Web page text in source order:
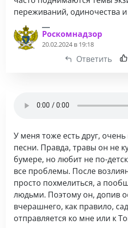
переживаний, одиночества
Роскомнадзор
20.02.2024 в 19:18
Ответить
У меня тоже есть друг,
песни. Правда, травы он не
бумере, но любит не по-
все проблемы. После
просто похмелиться, а
людьми. Поэтому он, допив
вчерашнего, как правило,
отправляется ко мне или к